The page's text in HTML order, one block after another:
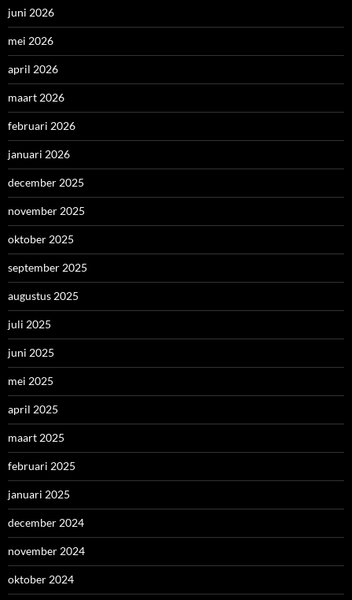
juni 2026
mei 2026
april 2026
maart 2026
februari 2026
januari 2026
december 2025
november 2025
oktober 2025
september 2025
augustus 2025
juli 2025
juni 2025
mei 2025
april 2025
maart 2025
februari 2025
januari 2025
december 2024
november 2024
oktober 2024